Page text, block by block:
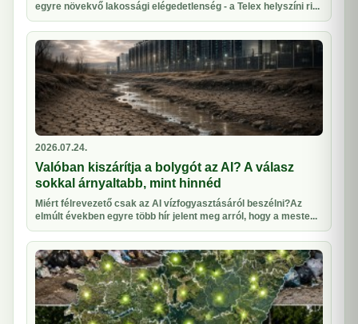
egyre növekvő lakossági elégedetlenség - a Telex helyszíni ri...
2026.07.24.
Valóban kiszárítja a bolygót az AI? A válasz
sokkal árnyaltabb, mint hinnéd
Miért félrevezető csak az AI vízfogyasztásáról beszélni?Az
elmúlt években egyre több hír jelent meg arról, hogy a meste...